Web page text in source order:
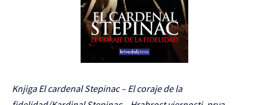
Knjiga El cardenal Stepinac – El coraje de la